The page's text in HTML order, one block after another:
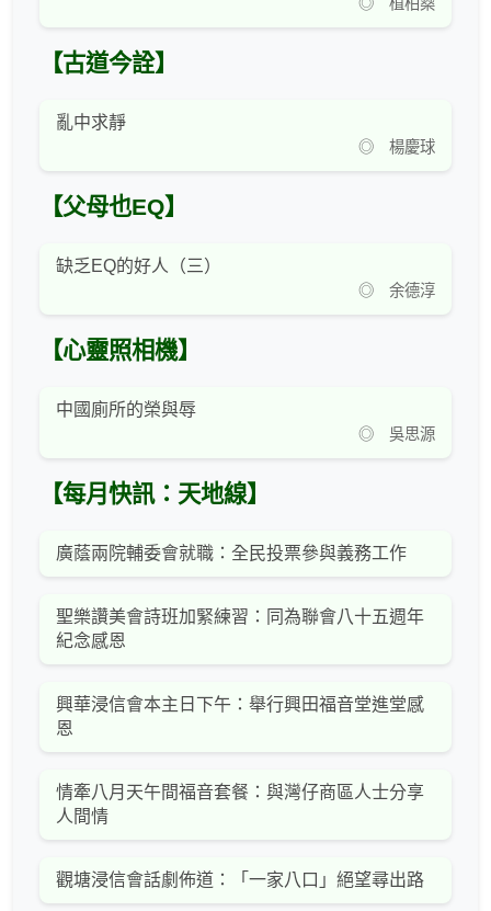
◎ 植柏燊
【古道今詮】
亂中求靜
◎ 楊慶球
【父母也EQ】
缺乏EQ的好人（三）
◎ 余德淳
【心靈照相機】
中國廁所的榮與辱
◎ 吳思源
【每月快訊：天地線】
廣蔭兩院輔委會就職：全民投票參與義務工作
聖樂讚美會詩班加緊練習：同為聯會八十五週年
紀念感恩
興華浸信會本主日下午：舉行興田福音堂進堂感
恩
情牽八月天午間福音套餐：與灣仔商區人士分享
人間情
觀塘浸信會話劇佈道：「一家八口」絕望尋出路